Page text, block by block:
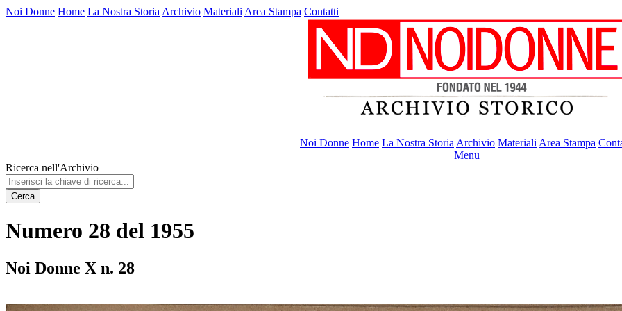
Noi Donne Home La Nostra Storia Archivio Materiali Area Stampa Contatti
Noi Donne Home La Nostra Storia Archivio Materiali Area Stampa
Menu
Ricerca nell'Archivio
Cerca
Numero 28 del 1955
Noi Donne X n. 28